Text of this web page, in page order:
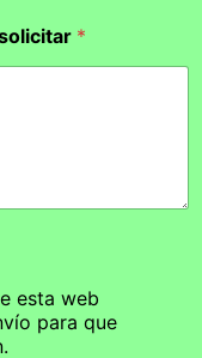
*
esta web
para que